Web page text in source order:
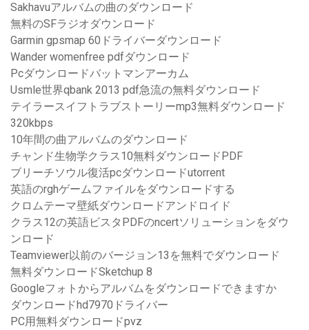
Sakhavuアルバムの曲のダウンロード
無料のSFラジオダウンロード
Garmin gpsmap 60ドライバーダウンロード
Wander womenfree pdfダウンロード
Pcダウンロードバットマンアーカム
Usmle世界qbank 2013 pdf急流の無料ダウンロード
テイラースイフトラブストーリーmp3無料ダウンロード
320kbps
10年間の曲アルバムのダウンロード
チャンド生物学クラス10無料ダウンロードPDF
ブリーチソウル復活pcダウンロードutorrent
英語のrghゲームファイルをダウンロードする
クロムテーマ壁紙ダウンロードアンドロイド
クラス12の英語ビスタPDFのncertソリューションをダウ
ンロード
Teamviewer以前のバージョン13を無料でダウンロード
無料ダウンロードSketchup 8
Googleフォトからアルバムをダウンロードできますか
ダウンロードhd7970ドライバー
PC用無料ダウンロードpvz